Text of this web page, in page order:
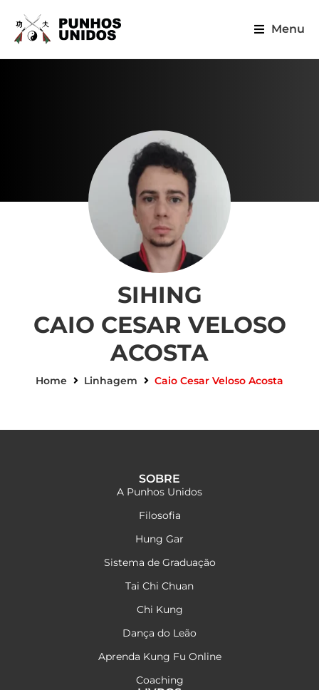
Menu
SIHING
CAIO CESAR VELOSO
ACOSTA
Home Linhagem Caio Cesar Veloso Acosta
SOBRE
A Punhos Unidos
Filosofia
Hung Gar
Sistema de Graduação
Tai Chi Chuan
Chi Kung
Dança do Leão
Aprenda Kung Fu Online
Coaching